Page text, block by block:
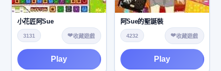
小花匠阿Sue
3131 ❤️收藏遊戲
Play
阿Sue的聖誕裝
4232 ❤️收藏遊戲
Play